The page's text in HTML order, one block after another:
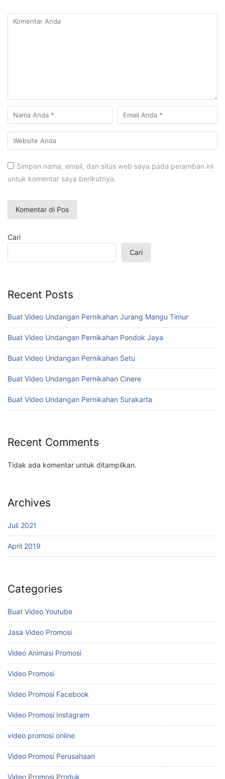
Simpan nama, email, dan situs web saya pada peramban ini
untuk komentar saya berikutnya.
Cari
Cari
Recent Posts
Buat Video Undangan Pernikahan Jurang Mangu Timur
Buat Video Undangan Pernikahan Pondok Jaya
Buat Video Undangan Pernikahan Setu
Buat Video Undangan Pernikahan Cinere
Buat Video Undangan Pernikahan Surakarta
Recent Comments
Tidak ada komentar untuk ditampilkan.
Archives
Juli 2021
April 2019
Categories
Buat Video Youtube
Jasa Video Promosi
Video Animasi Promosi
Video Promosi
Video Promosi Facebook
Video Promosi Instagram
video promosi online
Video Promosi Perusahaan
Video Promosi Produk